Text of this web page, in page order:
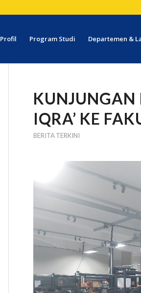
Profil Program Studi Departemen &
KUNJUNGAN
IQRA’ KE
BERITA TERKINI